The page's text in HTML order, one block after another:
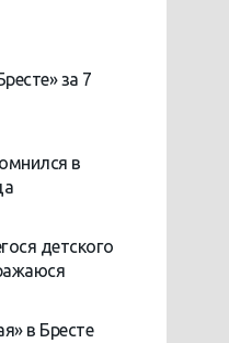
за 7
в
детского
в Бресте